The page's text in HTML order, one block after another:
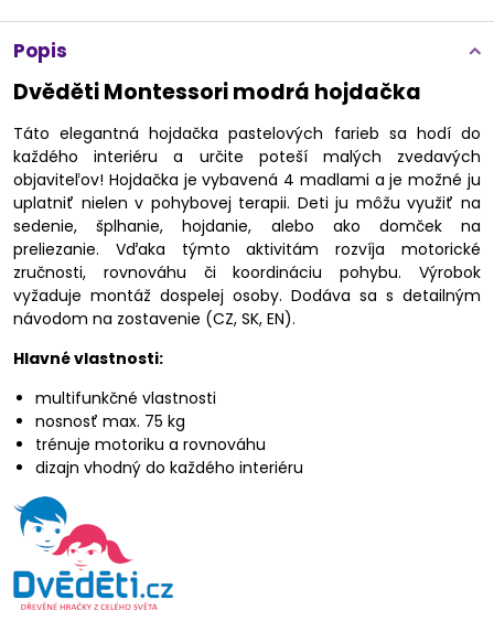
Popis
Dvěděti Montessori modrá hojdačka
Táto elegantná hojdačka pastelových farieb sa hodí do
každého interiéru a určite poteší malých zvedavých
objaviteľov! Hojdačka je vybavená 4 madlami a je možné ju
uplatniť nielen v pohybovej terapii. Deti ju môžu využiť na
sedenie, šplhanie, hojdanie, alebo ako domček na
preliezanie. Vďaka týmto aktivitám rozvíja motorické
zručnosti, rovnováhu či koordináciu pohybu. Výrobok
vyžaduje montáž dospelej osoby. Dodáva sa s detailným
návodom na zostavenie (CZ, SK, EN).
Hlavné vlastnosti:
multifunkčné vlastnosti
nosnosť max. 75 kg
trénuje motoriku a rovnováhu
dizajn vhodný do každého interiéru